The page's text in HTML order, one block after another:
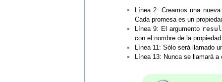
Línea 2: Creamos una
Cada promesa es un
Línea 9: El argumento
con el nombre de la
Línea 11: Sólo será llamado
Línea 13: Nunca se llamará